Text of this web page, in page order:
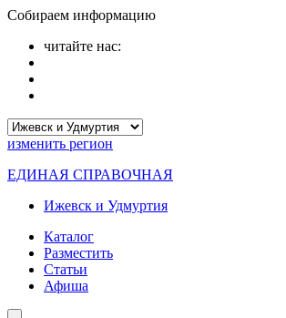
Собираем информацию
читайте нас:
изменить регион
ЕДИНАЯ СПРАВОЧНАЯ
Ижевск и Удмуртия
Каталог
Разместить
Статьи
Афиша